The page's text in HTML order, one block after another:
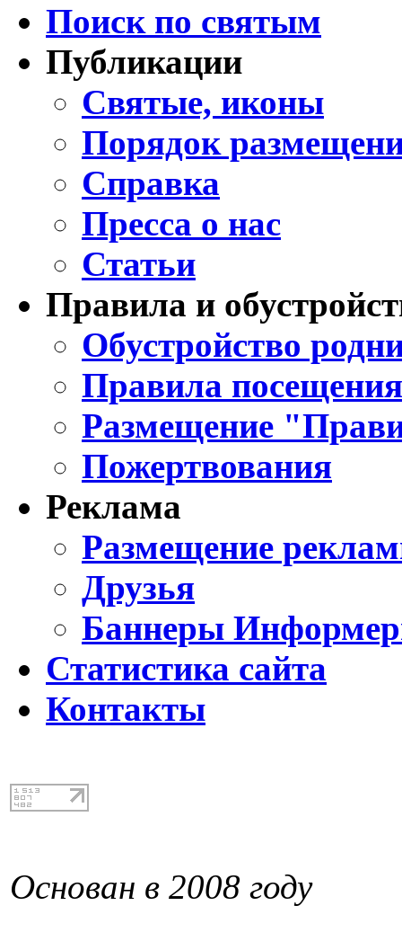
Поиск по святым
Публикации
Святые, иконы
Порядок
Справка
Пресса о нас
Статьи
Правила и
Обустройство
Правила
Размещение
Пожертвования
Реклама
Размещение
Друзья
Баннеры
Статистика сайта
Контакты
Основан в 2008 году